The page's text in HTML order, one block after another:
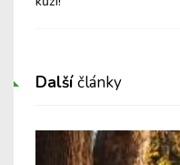
Dalšíčlánky